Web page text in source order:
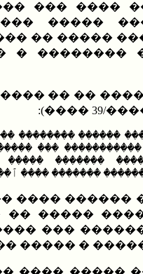
���� ���
��� �����
����� ��
�� ��������
�� �� ����
�������� ����
����������� ���
�������
������� ����
����
����� �����
������ ���
����� �
����